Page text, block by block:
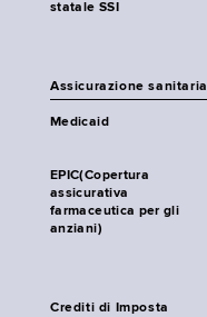
statale SSI
Assicurazione sanitaria
Medicaid
EPIC(Copertura
assicurativa
farmaceutica per gli
anziani)
Crediti di Imposta